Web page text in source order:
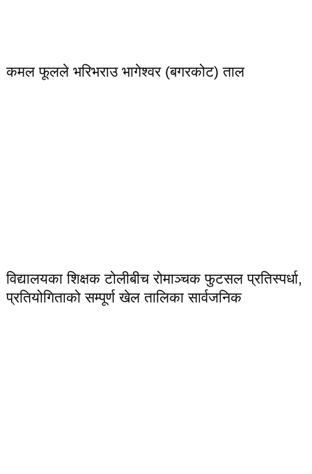
कमल फूलले भरिभराउ भागेश्वर (बगरकोट) ताल
विद्यालयका शिक्षक टोलीबीच रोमाञ्चक फुटसल प्रतिस्पर्धा,
प्रतियोगिताको सम्पूर्ण खेल तालिका सार्वजनिक